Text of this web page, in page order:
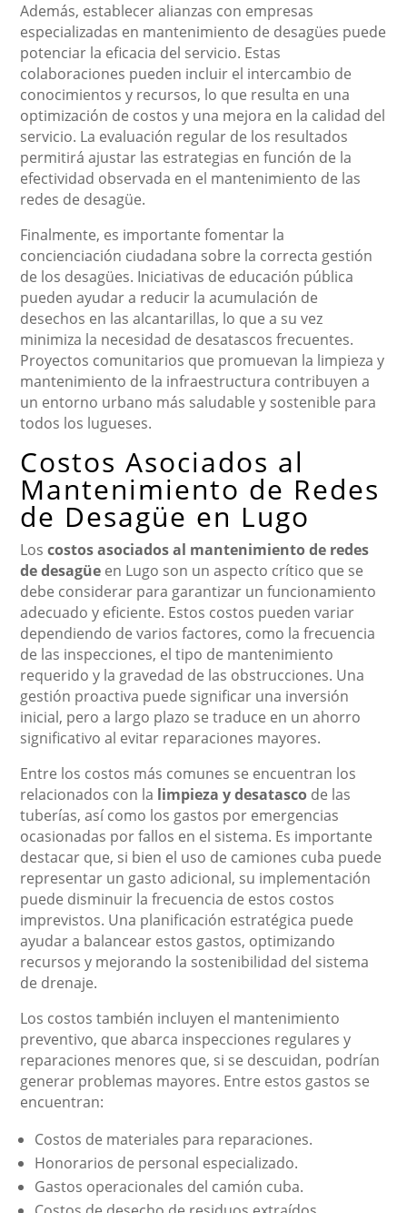
Además, establecer alianzas con empresas
especializadas en mantenimiento de desagües puede
potenciar la eficacia del servicio. Estas
colaboraciones pueden incluir el intercambio de
conocimientos y recursos, lo que resulta en una
optimización de costos y una mejora en la calidad del
servicio. La evaluación regular de los resultados
permitirá ajustar las estrategias en función de la
efectividad observada en el mantenimiento de las
redes de desagüe.
Finalmente, es importante fomentar la
concienciación ciudadana sobre la correcta gestión
de los desagües. Iniciativas de educación pública
pueden ayudar a reducir la acumulación de
desechos en las alcantarillas, lo que a su vez
minimiza la necesidad de desatascos frecuentes.
Proyectos comunitarios que promuevan la limpieza y
mantenimiento de la infraestructura contribuyen a
un entorno urbano más saludable y sostenible para
todos los lugueses.
Costos Asociados al
Mantenimiento de Redes
de Desagüe en Lugo
Loscostos asociados al mantenimiento de redes
de desagüe en Lugo son un aspecto crítico que se
debe considerar para garantizar un funcionamiento
adecuado y eficiente. Estos costos pueden variar
dependiendo de varios factores, como la frecuencia
de las inspecciones, el tipo de mantenimiento
requerido y la gravedad de las obstrucciones. Una
gestión proactiva puede significar una inversión
inicial, pero a largo plazo se traduce en un ahorro
significativo al evitar reparaciones mayores.
Entre los costos más comunes se encuentran los
relacionados con la limpieza y desatasco de las
tuberías, así como los gastos por emergencias
ocasionadas por fallos en el sistema. Es importante
destacar que, si bien el uso de camiones cuba puede
representar un gasto adicional, su implementación
puede disminuir la frecuencia de estos costos
imprevistos. Una planificación estratégica puede
ayudar a balancear estos gastos, optimizando
recursos y mejorando la sostenibilidad del sistema
de drenaje.
Los costos también incluyen el mantenimiento
preventivo, que abarca inspecciones regulares y
reparaciones menores que, si se descuidan, podrían
generar problemas mayores. Entre estos gastos se
encuentran:
Costos de materiales para reparaciones.
Honorarios de personal especializado.
Gastos operacionales del camión cuba.